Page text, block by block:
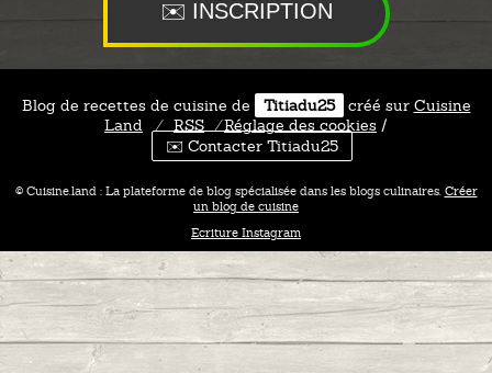
Blog de recettes de cuisine de Titiadu25 créé sur Cuisine
Land
⁄ RSS ⁄Réglage des cookies /
✉️ Contacter Titiadu25
© Cuisine.land : La plateforme de blog spécialisée dans les blogs culinaires. Créer
un blog de cuisine
Ecriture Instagram